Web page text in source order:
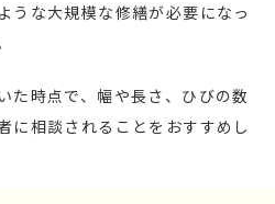
うな大規模な修繕が必要になっ
た時点で、幅や長さ、ひびの数
に相談されることをおすすめし